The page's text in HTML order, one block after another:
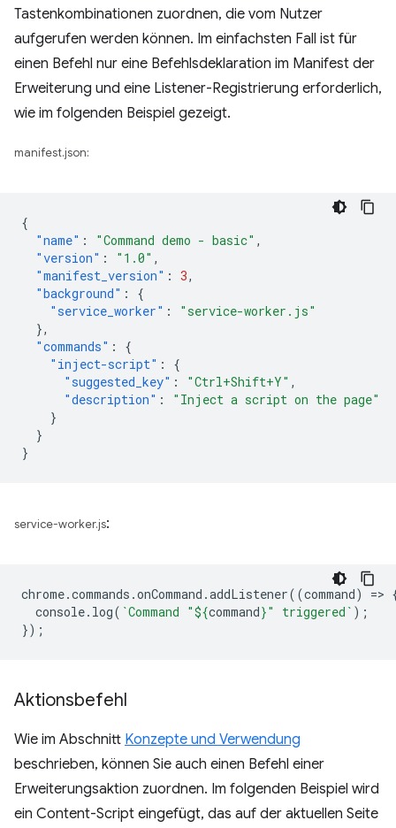
Tastenkombinationen zuordnen, die vom Nutzer
aufgerufen werden können. Im einfachsten Fall ist für
einen Befehl nur eine Befehlsdeklaration im Manifest der
Erweiterung und eine Listener-Registrierung erforderlich,
wie im folgenden Beispiel gezeigt.
manifest.json:
{
"name" : "Command demo - basic" ,
"version" : "1.0" ,
"manifest_version" : 3,
"background" :
{
"service_worker" :
"service-worker.js"
},
"commands" :
{
"inject-script" :
{
"suggested_key" : "Ctrl+Shift+Y" ,
"description" :
"Inject a script on the page"
}
}
}
service-worker.js:
chrome.commands .onCommand .addListener((command) =>
console. log( `Command "${command}" triggered` );
});
Aktionsbefehl
Wie im Abschnitt Konzepte und Verwendung
beschrieben, können Sie auch einen Befehl einer
Erweiterungsaktion zuordnen. Im folgenden Beispiel wird
ein Content-Script eingefügt, das auf der aktuellen Seite